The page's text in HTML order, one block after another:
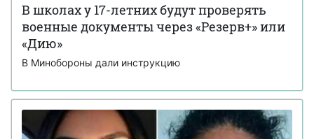
В школах у 17-летних будут проверять
военные документы через «Резерв+» или
«Дию»
В Минобороны дали инструкцию